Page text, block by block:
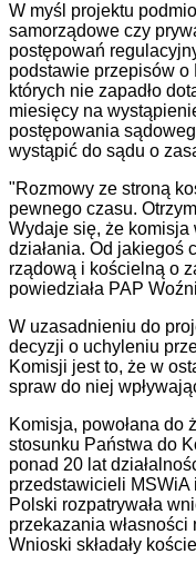
W myśl projektu
samorządowe czy
postępowań
podstawie przepisów
których nie zapadło
miesięcy na
postępowania
wystąpić do sądu o
"Rozmowy ze stroną
pewnego czasu.
Wydaje się, że komisja
działania. Od jakiegoś
rządową i kościelną o
powiedziała PAP
W uzasadnieniu do
decyzji o uchyleniu
Komisji jest to, że w
spraw do niej
Komisja, powołana do
stosunku Państwa do
ponad 20 lat
przedstawicieli
Polski rozpatrywała
przekazania
Wnioski składały